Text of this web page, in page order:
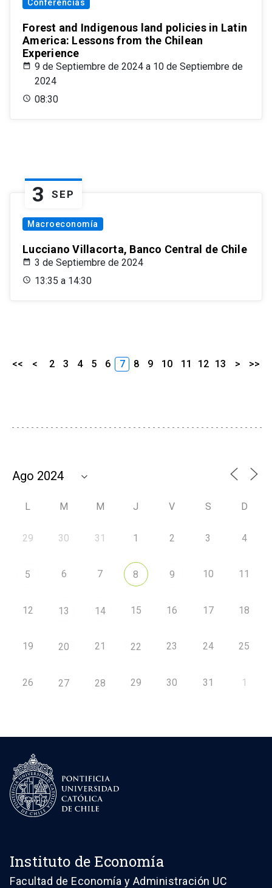
Conferencias
Forest and Indigenous land policies in Latin
America: Lessons from the Chilean
Experience
9 de Septiembre de 2024 a 10 de Septiembre de
2024
08:30
3 SEP
Macroeconomía
Lucciano Villacorta, Banco Central de Chile
3 de Septiembre de 2024
13:35 a 14:30
<< < 2 3 4 5 6 7 8 9 10 11 12 13 > >>
L M M J V S D
29 30 31 1 2 3 4
5 6 7 8 9 10 11
12 13 14 15 16 17 18
19 20 21 22 23 24 25
26 27 28 29 30 31 1
Instituto de Economía
Facultad de Economía y Administración UC